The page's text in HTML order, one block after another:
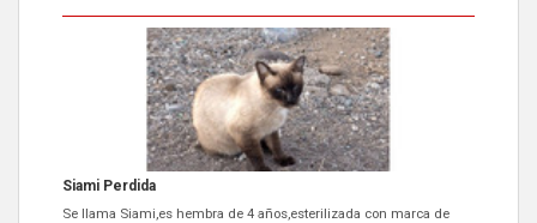
ADOPCIÓN URGENTE GATA TEROR GRAN CANARIA
El ayuntamiento se va a llevar a Los Gatos callejeros de la zona los